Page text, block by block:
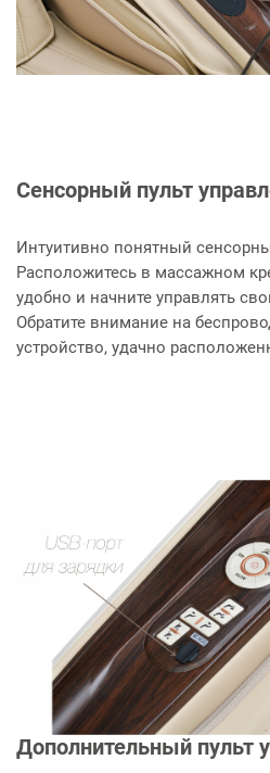
Сенсорный пульт
Интуитивно понятный
Расположитесь в массажном
удобно и начните управлять
Обратите внимание на
устройство, удачно
Дополнительный пульт